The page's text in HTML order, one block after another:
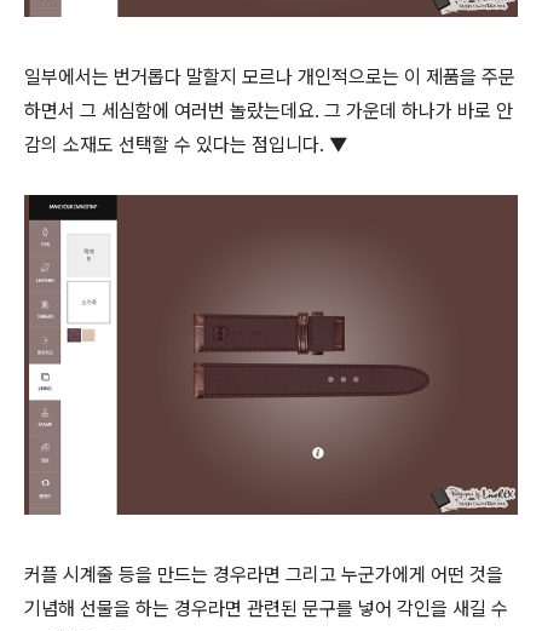
일부에서는 번거롭다 말할지 모르나 개인적으로는 이 제품을 주문
하면서 그 세심함에 여러번 놀랐는데요. 그 가운데 하나가 바로 안
감의 소재도 선택할 수 있다는 점입니다. ▼
커플 시계줄 등을 만드는 경우라면 그리고 누군가에게 어떤 것을
기념해 선물을 하는 경우라면 관련된 문구를 넣어 각인을 새길 수